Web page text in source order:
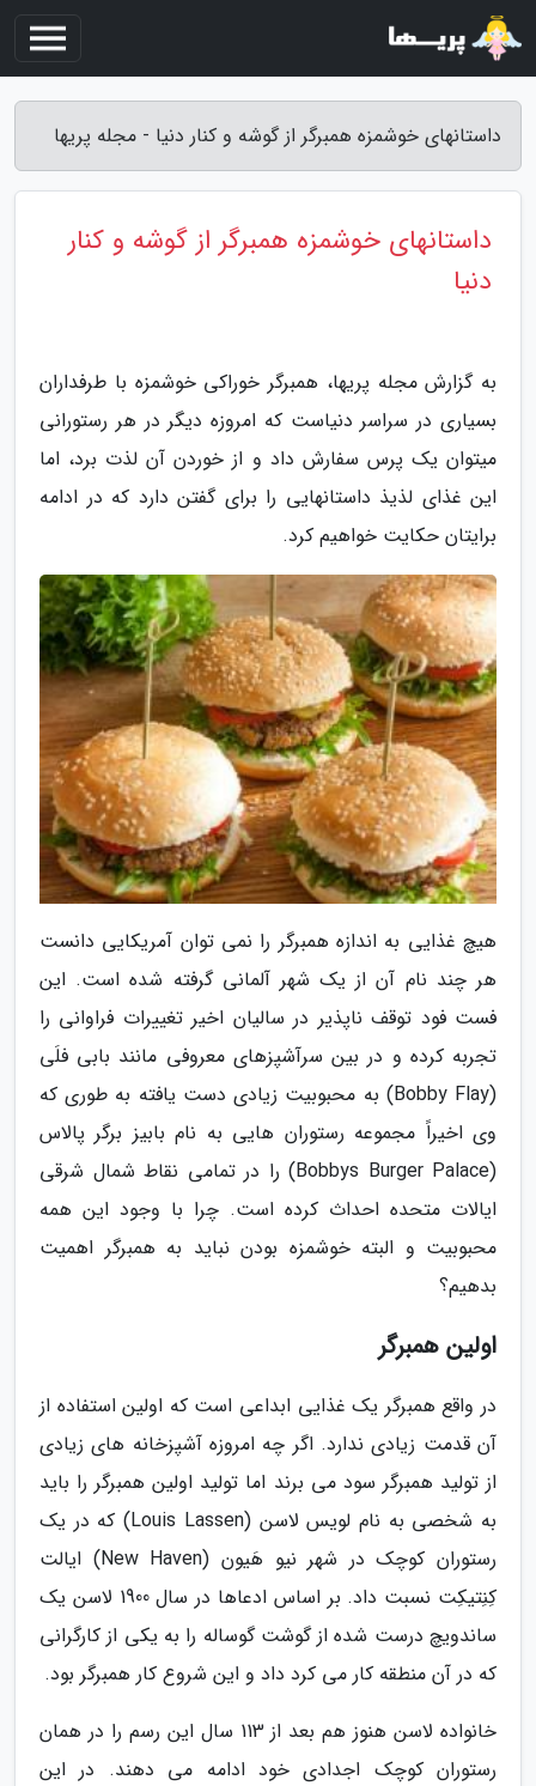
داستانهای خوشمزه همبرگر از گوشه و کنار دنیا - مجله پریها
داستانهای خوشمزه همبرگر از گوشه و کنار
دنیا
به گزارش مجله پریها، همبرگر خوراکی خوشمزه با طرفداران
بسیاری در سراسر دنیاست که امروزه دیگر در هر رستورانی
میتوان یک پرس سفارش داد و از خوردن آن لذت برد، اما
این غذای لذیذ داستانهایی را برای گفتن دارد که در ادامه
برایتان حکایت خواهیم کرد.
هیچ غذایی به اندازه همبرگر را نمی توان آمریکایی دانست
هر چند نام آن از یک شهر آلمانی گرفته شده است. این
فست فود توقف ناپذیر در سالیان اخیر تغییرات فراوانی را
تجربه کرده و در بین سرآشپزهای معروفی مانند بابی فلَی
(Bobby Flay) به محبوبیت زیادی دست یافته به طوری که
وی اخیراً مجموعه رستوران هایی به نام بابیز برگر پالاس
(Bobbys Burger Palace) را در تمامی نقاط شمال شرقی
ایالات متحده احداث کرده است. چرا با وجود این همه
محبوبیت و البته خوشمزه بودن نباید به همبرگر اهمیت
بدهیم؟
اولین همبرگر
در واقع همبرگر یک غذایی ابداعی است که اولین استفاده از
آن قدمت زیادی ندارد. اگر چه امروزه آشپزخانه های زیادی
از تولید همبرگر سود می برند اما تولید اولین همبرگر را باید
به شخصی به نام لویس لاسن (Louis Lassen) که در یک
رستوران کوچک در شهر نیو هَیون (New Haven) ایالت
کِنِتیکِت نسبت داد. بر اساس ادعاها در سال 1900 لاسن یک
ساندویچ درست شده از گوشت گوساله را به یکی از کارگرانی
که در آن منطقه کار می کرد داد و این شروع کار همبرگر بود.
خانواده لاسن هنوز هم بعد از 113 سال این رسم را در همان
رستوران کوچک اجدادی خود ادامه می دهند. در این